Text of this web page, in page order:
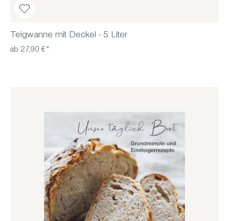
Teigwanne mit Deckel - 5 Liter
ab 27,90 €*